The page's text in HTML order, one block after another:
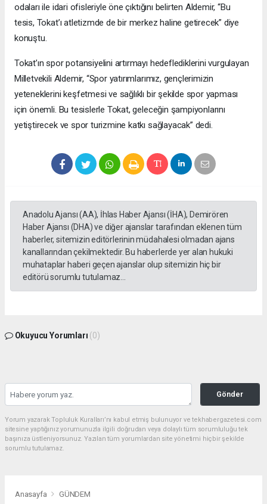
odaları ile idari ofisleriyle öne çıktığını belirten Aldemir, “Bu
tesis, Tokat’ı atletizmde de bir merkez haline getirecek” diye
konuştu.
Tokat’ın spor potansiyelini artırmayı hedeflediklerini vurgulayan
Milletvekili Aldemir, “Spor yatırımlarımız, gençlerimizin
yeteneklerini keşfetmesi ve sağlıklı bir şekilde spor yapması
için önemli. Bu tesislerle Tokat, geleceğin şampiyonlarını
yetiştirecek ve spor turizmine katkı sağlayacak” dedi.
Anadolu Ajansı (AA), İhlas Haber Ajansı (İHA), Demirören
Haber Ajansı (DHA) ve diğer ajanslar tarafından eklenen tüm
haberler, sitemizin editörlerinin müdahalesi olmadan ajans
kanallarından çekilmektedir. Bu haberlerde yer alan hukuki
muhataplar haberi geçen ajanslar olup sitemizin hiç bir
editörü sorumlu tutulamaz...
Okuyucu Yorumları (0)
Gönder
Yorum yazarak Topluluk Kuralları’nı kabul etmiş bulunuyor ve tekhabergazetesi.com
sitesine yaptığınız yorumunuzla ilgili doğrudan veya dolaylı tüm sorumluluğu tek
başınıza üstleniyorsunuz. Yazılan tüm yorumlardan site yönetimi hiçbir şekilde
sorumlu tutulamaz.
Anasayfa GÜNDEM